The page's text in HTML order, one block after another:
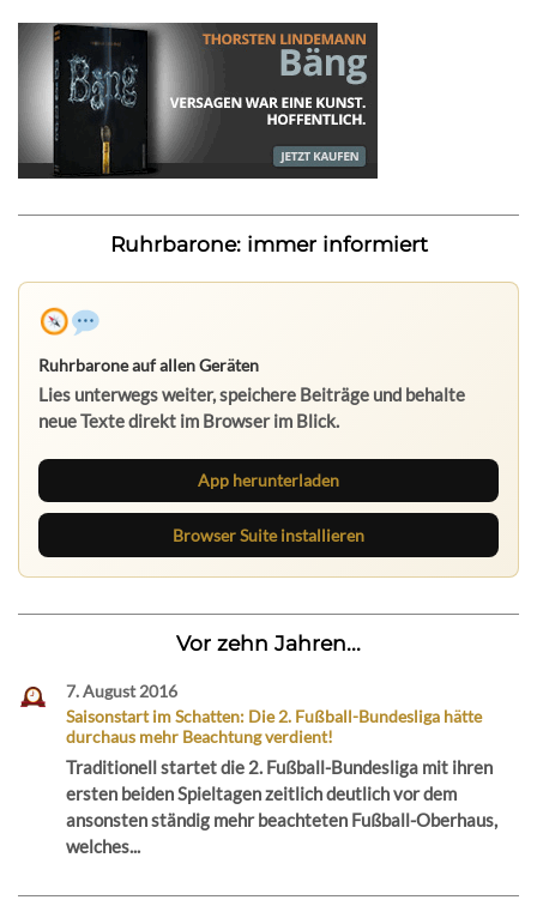
Ruhrbarone: immer informiert
Ruhrbarone auf allen Geräten
Lies unterwegs weiter, speichere Beiträge und behalte
neue Texte direkt im Browser im Blick.
App herunterladen
Browser Suite installieren
Vor zehn Jahren...
7. August 2016
Saisonstart im Schatten: Die 2. Fußball-Bundesliga hätte
durchaus mehr Beachtung verdient!
Traditionell startet die 2. Fußball-Bundesliga mit ihren
ersten beiden Spieltagen zeitlich deutlich vor dem
ansonsten ständig mehr beachteten Fußball-Oberhaus,
welches...